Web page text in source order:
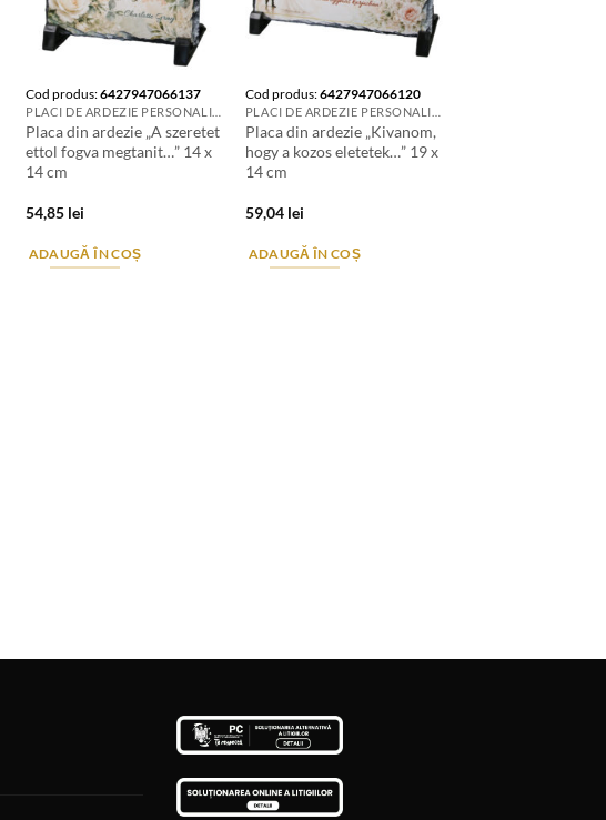
Cod produs:6427947066137
Placa din ardezie „A szeretet
ettol fogva megtanit…” 14 x
14 cm
54,85 lei
ADAUGĂ ÎN COȘ
Cod produs:6427947066120
Placa din ardezie „Kivanom,
hogy a kozos eletetek…” 19 x
14 cm
59,04 lei
ADAUGĂ ÎN COȘ